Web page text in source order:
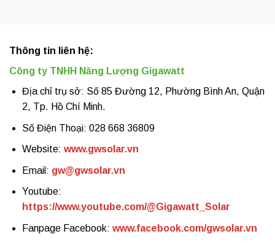
Thông tin liên hệ:
Công ty TNHH Năng Lượng Gigawatt
Địa chỉ trụ sở: Số 85 Đường 12, Phường Bình An, Quận
2, Tp. Hồ Chí Minh.
Số Điện Thoại: 028 668 36809
Website: www.gwsolar.vn
Email: gw@gwsolar.vn
Youtube:
https://www.youtube.com/@Gigawatt_Solar
Fanpage Facebook: www.facebook.com/gwsolar.vn